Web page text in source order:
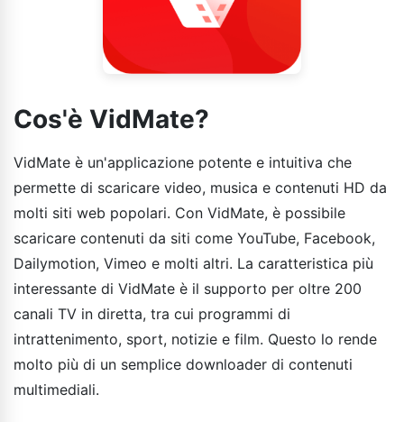
Cos'è VidMate?
VidMate è un'applicazione potente e intuitiva che
permette di scaricare video, musica e contenuti HD da
molti siti web popolari. Con VidMate, è possibile
scaricare contenuti da siti come YouTube, Facebook,
Dailymotion, Vimeo e molti altri. La caratteristica più
interessante di VidMate è il supporto per oltre 200
canali TV in diretta, tra cui programmi di
intrattenimento, sport, notizie e film. Questo lo rende
molto più di un semplice downloader di contenuti
multimediali.